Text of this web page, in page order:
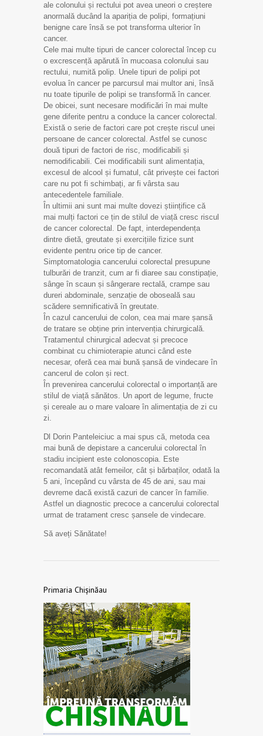
ale colonului și rectului pot avea uneori o creștere
anormală ducând la apariția de polipi, formațiuni
benigne care însă se pot transforma ulterior în
cancer.
Cele mai multe tipuri de cancer colorectal încep cu
o excrescență apărută în mucoasa colonului sau
rectului, numită polip. Unele tipuri de polipi pot
evolua în cancer pe parcursul mai multor ani, însă
nu toate tipurile de polipi se transformă în cancer.
De obicei, sunt necesare modificări în mai multe
gene diferite pentru a conduce la cancer colorectal.
Există o serie de factori care pot crește riscul unei
persoane de cancer colorectal. Astfel se cunosc
două tipuri de factori de risc, modificabili și
nemodificabili. Cei modificabili sunt alimentația,
excesul de alcool și fumatul, cât privește cei factori
care nu pot fi schimbați, ar fi vârsta sau
antecedentele familiale.
În ultimii ani sunt mai multe dovezi științifice că
mai mulți factori ce țin de stilul de viață cresc riscul
de cancer colorectal. De fapt, interdependența
dintre dietă, greutate și exercițiile fizice sunt
evidente pentru orice tip de cancer.
Simptomatologia cancerului colorectal presupune
tulburări de tranzit, cum ar fi diaree sau constipație,
sânge în scaun și sângerare rectală, crampe sau
dureri abdominale, senzație de oboseală sau
scădere semnificativă în greutate.
În cazul cancerului de colon, cea mai mare șansă
de tratare se obține prin intervenția chirurgicală.
Tratamentul chirurgical adecvat și precoce
combinat cu chimioterapie atunci când este
necesar, oferă cea mai bună șansă de vindecare în
cancerul de colon și rect.
În prevenirea cancerului colorectal o importanță are
stilul de viață sănătos. Un aport de legume, fructe
și cereale au o mare valoare în alimentația de zi cu
zi.
Dl Dorin Panteleiciuc a mai spus că, metoda cea
mai bună de depistare a cancerului colorectal în
stadiu incipient este colonoscopia. Este
recomandată atât femeilor, cât și bărbaților, odată la
5 ani, începând cu vârsta de 45 de ani, sau mai
devreme dacă există cazuri de cancer în familie.
Astfel un diagnostic precoce a cancerului colorectal
urmat de tratament cresc șansele de vindecare.
Să aveți Sănătate!
Primaria Chișinăau